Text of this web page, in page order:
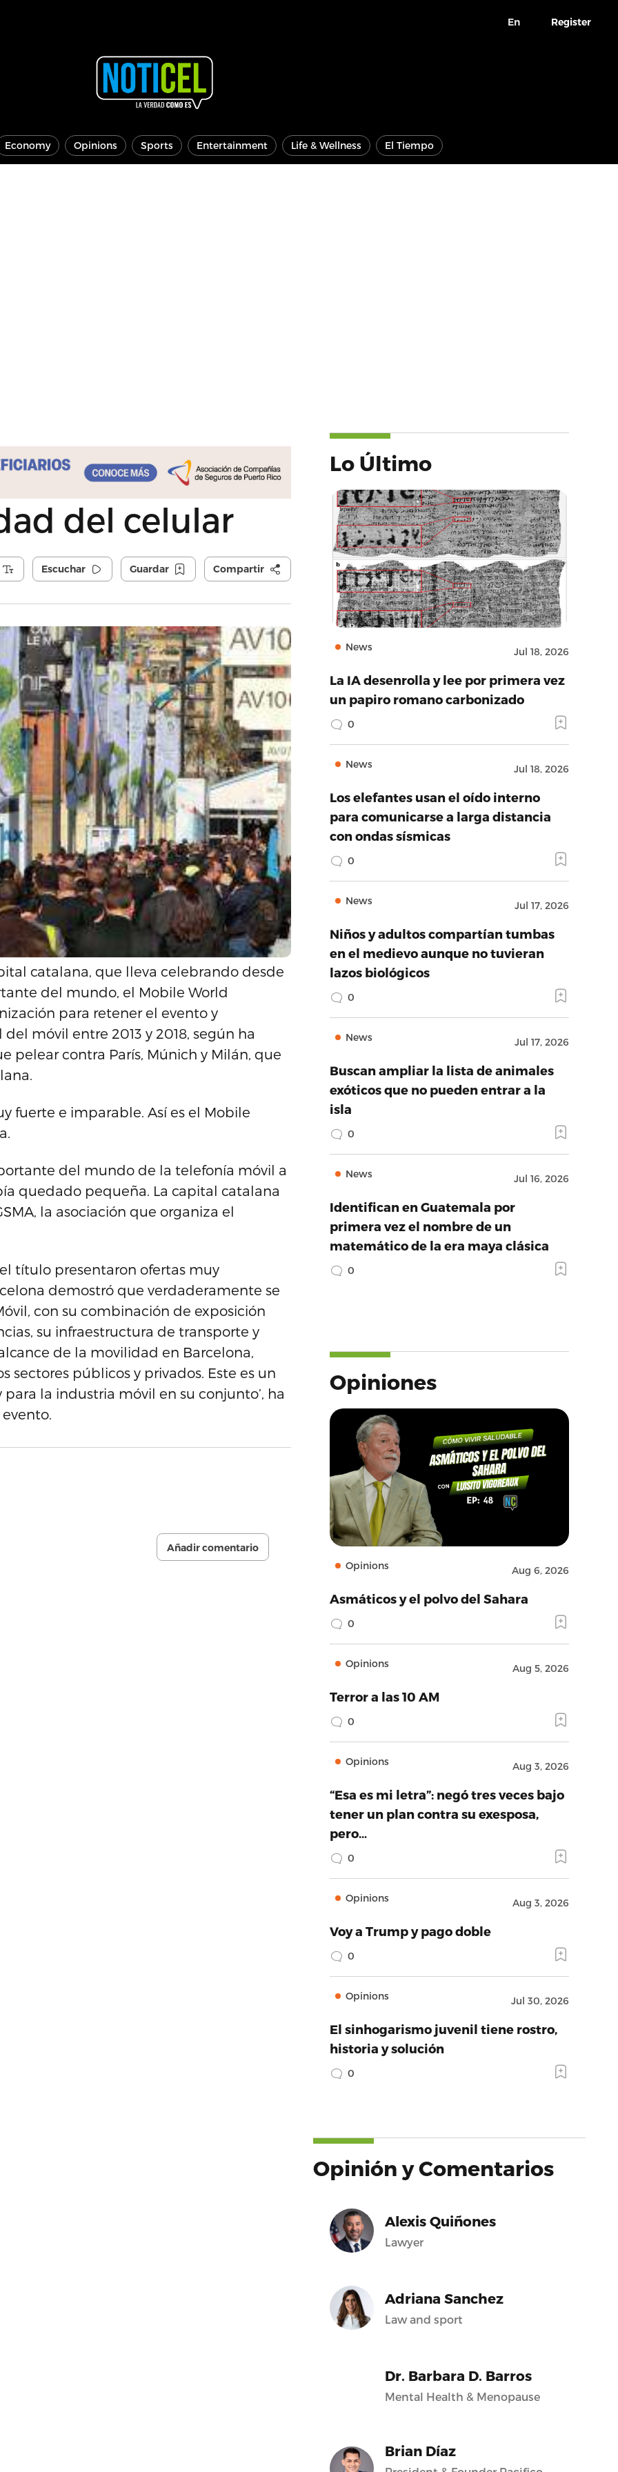
En Register
Economy Opinions Sports Entertainment Life & Wellness El Tiempo
del celular
Escuchar Guardar Compartir
catalana, que lleva celebrando desde
del mundo, el Mobile World
para retener el evento y
móvil entre 2013 y 2018, según ha
pelear contra París, Múnich y Milán, que
fuerte e imparable. Así es el Mobile
del mundo de la telefonía móvil a
quedado pequeña. La capital catalana
la asociación que organiza el
título presentaron ofertas muy
demostró que verdaderamente se
con su combinación de exposición
su infraestructura de transporte y
de la movilidad en Barcelona,
sectores públicos y privados. Este es un
la industria móvil en su conjunto’, ha
Añadir comentario
Lo Último
News Jul 18, 2026
La IA desenrolla y lee por primera vez
un papiro romano carbonizado
0
News Jul 18, 2026
Los elefantes usan el oído interno
para comunicarse a larga distancia
con ondas sísmicas
0
News Jul 17, 2026
Niños y adultos compartían tumbas
en el medievo aunque no tuvieran
lazos biológicos
0
News Jul 17, 2026
Buscan ampliar la lista de animales
exóticos que no pueden entrar a la
isla
0
News Jul 16, 2026
Identifican en Guatemala por
primera vez el nombre de un
matemático de la era maya clásica
0
Opiniones
Opinions Aug 6, 2026
Asmáticos y el polvo del Sahara
0
Opinions Aug 5, 2026
Terror a las 10 AM
0
Opinions Aug 3, 2026
“Esa es mi letra”: negó tres veces bajo
tener un plan contra su exesposa,
pero…
0
Opinions Aug 3, 2026
Voy a Trump y pago doble
0
Opinions Jul 30, 2026
El sinhogarismo juvenil tiene rostro,
historia y solución
0
Opinión y Comentarios
Alexis Quiñones
Lawyer
Adriana Sanchez
Law and sport
Dr. Barbara D. Barros
Mental Health & Menopause
Brian Díaz